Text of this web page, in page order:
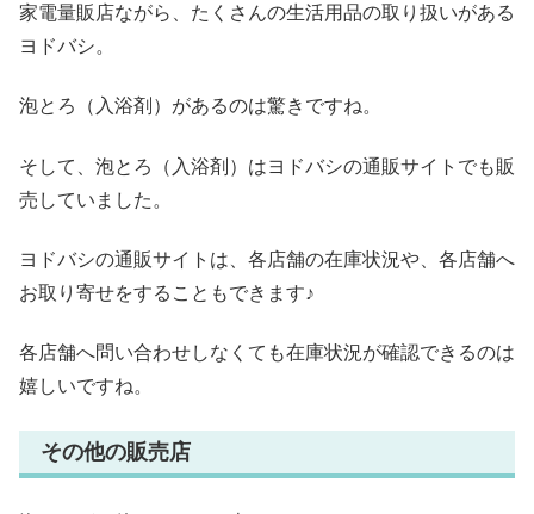
家電量販店ながら、たくさんの生活用品の取り扱いがある
ヨドバシ。
泡とろ（入浴剤）があるのは驚きですね。
そして、泡とろ（入浴剤）はヨドバシの通販サイトでも販
売していました。
ヨドバシの通販サイトは、各店舗の在庫状況や、各店舗へ
お取り寄せをすることもできます♪
各店舗へ問い合わせしなくても在庫状況が確認できるのは
嬉しいですね。
その他の販売店